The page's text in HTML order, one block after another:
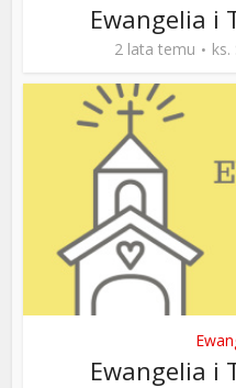
Ewangelia i
2 lata temu
Ewangelia i